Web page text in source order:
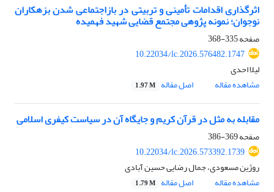
اثرگذاری اقدامات تأمینی و تربیتی در بازاجتماعی شدن بزهکاران
نوجوان؛ نمونه پژوهی مجتمع قضایی شهید فهمیده
صفحه335-368
10.22034/lc.2026.576482.1747
لیلا احدی
مشاهده مقاله
اصل مقاله 1.97 M
مقابله به مثل در قرآن کریم و جایگاه آن در سیاست کیفری اسلامی
صفحه369-386
10.22034/lc.2026.573392.1739
روژین مسعودی، جمال رضایی حسین آبادی
مشاهده مقاله
اصل مقاله 1.79 M